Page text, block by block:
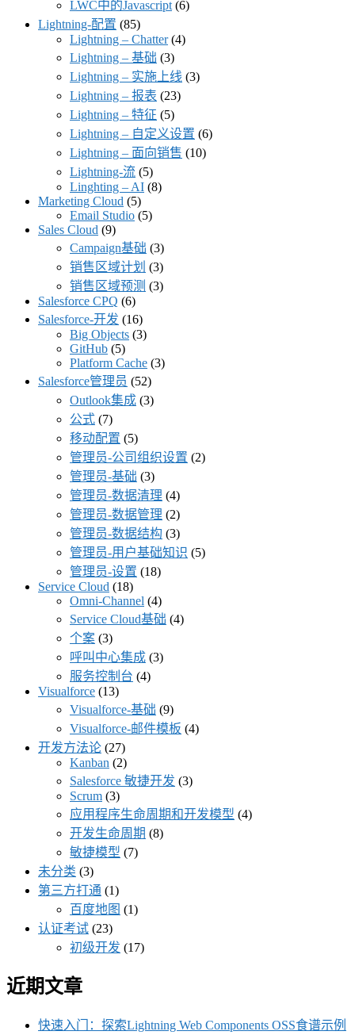
LWC中的Javascript (6)
Lightning-配置 (85)
Lightning – Chatter(4)
Lightning – 基础 (3)
Lightning – 实施上线 (3)
Lightning – 报表 (23)
Lightning – 特征 (5)
Lightning – 自定义设置 (6)
Lightning – 面向销售 (10)
Lightning-流 (5)
Linghting – AI (8)
Marketing Cloud (5)
Email Studio (5)
Sales Cloud (9)
Campaign基础 (3)
销售区域计划 (3)
销售区域预测 (3)
Salesforce CPQ (6)
Salesforce-开发 (16)
Big Objects (3)
GitHub (5)
Platform Cache (3)
Salesforce管理员 (52)
Outlook集成 (3)
公式 (7)
移动配置 (5)
管理员-公司组织设置 (2)
管理员-基础 (3)
管理员-数据清理 (4)
管理员-数据管理 (2)
管理员-数据结构 (3)
管理员-用户基础知识 (5)
管理员-设置 (18)
Service Cloud (18)
Omni-Channel (4)
Service Cloud基础 (4)
个案 (3)
呼叫中心集成 (3)
服务控制台 (4)
Visualforce (13)
Visualforce-基础 (9)
Visualforce-邮件模板 (4)
开发方法论 (27)
Kanban (2)
Salesforce 敏捷开发 (3)
Scrum (3)
应用程序生命周期和开发模型 (4)
开发生命周期 (8)
敏捷模型 (7)
未分类 (3)
第三方打通 (1)
百度地图 (1)
认证考试 (23)
初级开发 (17)
近期文章
快速入门：探索Lightning Web Components OSS食谱示例